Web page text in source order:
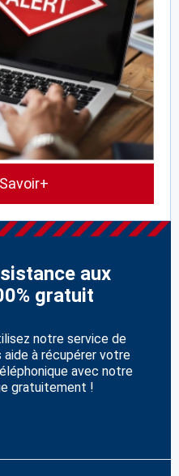
aux
gratuit
notre service de
aide à récupérer votre
avec notre
gratuitement !